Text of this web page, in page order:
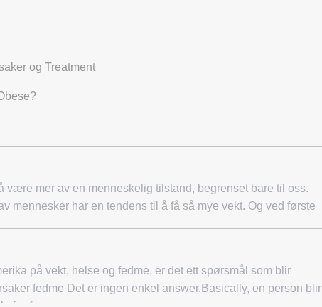
og Treatment
være mer av en menneskelig tilstand, begrenset bare til oss.
mennesker har en tendens til å få så mye vekt. Og ved første
n
på vekt, helse og fedme, er det ett spørsmål som blir
fedme Det er ingen enkel answer.Basically, en person blir